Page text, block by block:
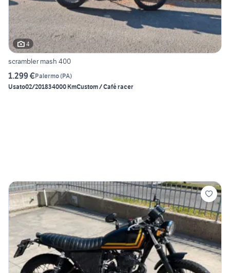
4
scrambler mash 400
1.299 €Palermo(PA)
Usato02/201834000 KmCustom / Café racer